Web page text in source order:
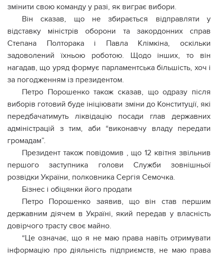
змінити свою команду у разі, як виграє вибори.
Він сказав, що не збирається відправляти у
відставку міністрів оборони та закордонних справ
Степана Полторака і Павла Клімкіна, оскільки
задоволений їхньою роботою. Щодо інших, то він
нагадав, що уряд формує парламентська більшість, хоч і
за погодженням із президентом.
Петро Порошенко також сказав, що одразу після
виборів готовий буде ініціювати зміни до Конституції, які
передбачатимуть ліквідацію посади глав державних
адміністрацій з тим, аби “виконавчу владу передати
громадам”.
Президент також повідомив , що 12 квітня звільнив
першого заступника голови Служби зовнішньої
розвідки України, полковника Сергія Семочка.
Бізнес і обіцянки його продати
Петро Порошенко заявив, що він став першим
державним діячем в Україні, який передав у власність
довірчого трасту своє майно.
“Це означає, що я не маю права навіть отримувати
інформацію про діяльність підприємств, не маю права